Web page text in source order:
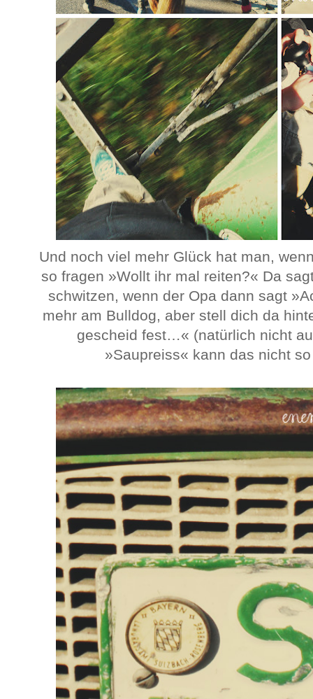
Und noch viel mehr Glück hat man,
so fragen »Wollt ihr mal reiten?« Da
schwitzen, wenn der Opa dann sagt
mehr am Bulldog, aber stell dich da
gescheid fest…« (natürlich nicht
»Saupreiss« kann das nicht